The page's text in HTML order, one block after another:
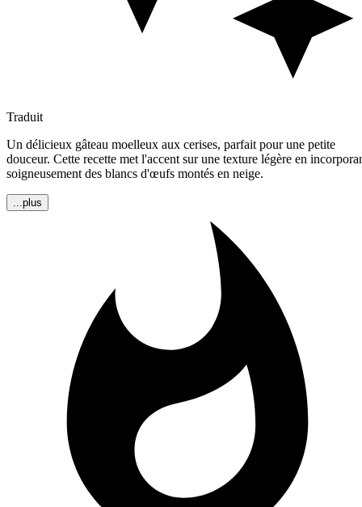
Traduit
Un délicieux gâteau moelleux aux cerises, parfait pour une petite
douceur. Cette recette met l'accent sur une texture légère en
soigneusement des blancs d'œufs montés en neige.
...plus